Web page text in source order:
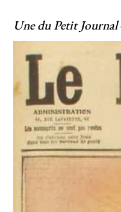
Une du Petit Journal